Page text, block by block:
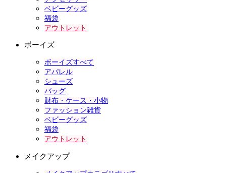
ベビーグッズ
福袋
アウトレット
ボーイズ
ボーイズすべて
アパレル
シューズ
バッグ
財布・ケース・小物
ファッション雑貨
ベビーグッズ
福袋
アウトレット
メイクアップ